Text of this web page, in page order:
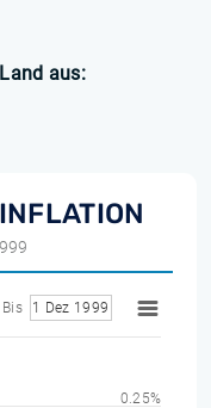
aus:
Bis 1 Dez 1999
0.25%